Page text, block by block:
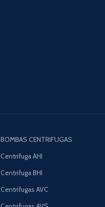
BOMBAS CENTRIFUGAS
Centrifuga AHI
Centrifuga BHI
Centrifugas AVC